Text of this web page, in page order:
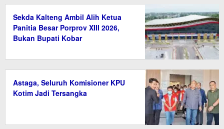
Sekda Kalteng Ambil Alih Ketua
Panitia Besar Porprov XIII 2026,
Bukan Bupati Kobar
Astaga, Seluruh Komisioner KPU
Kotim Jadi Tersangka